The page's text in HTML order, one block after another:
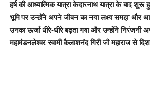
हर्ष की आध्यात्मिक यात्रा केदारनाथ यात्रा के बाद शुरू
भूमि पर उन्होंने अपने जीवन का नया लक्ष्य समझा और
उनका ऊर्जा धीरे-धीरे बढ़ता गया और उन्होंने निरंजनी
महामंडनलेश्वर स्वामी कैलाशनंद गिरी जी महाराज से